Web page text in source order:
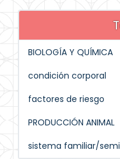
BIOLOGÍA Y QUÍMICA
condición corporal
factores de riesgo
PRODUCCIÓN ANIMAL
sistema familiar/